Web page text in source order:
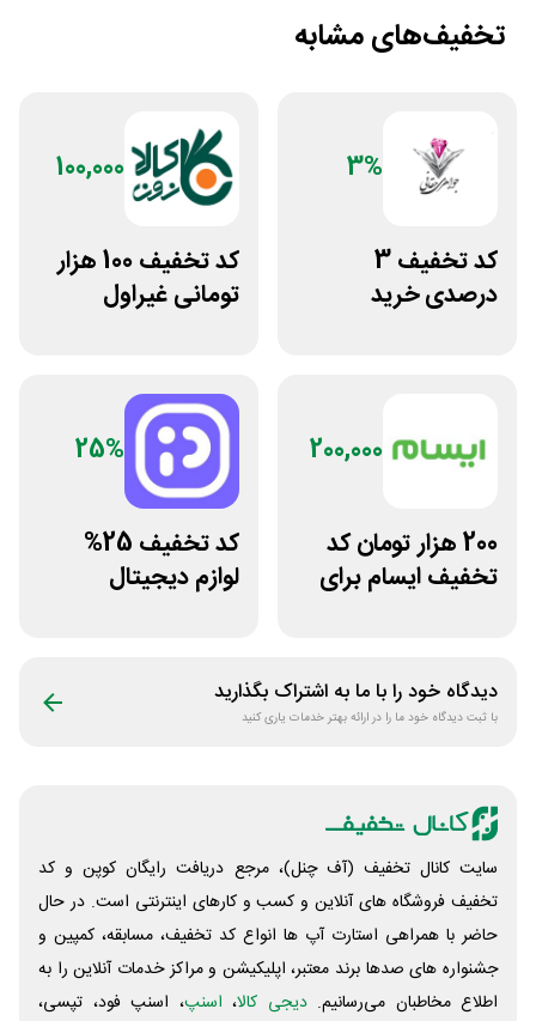
تخفیف‌های مشابه
3%
کد تخفیف 3
درصدی خرید
100,000
کد تخفیف 100 هزار
تومانی غیراول
200,000
200 هزار تومان کد
تخفیف ایسام برای
25%
کد تخفیف 25%
لوازم دیجیتال
دیدگاه خود را با ما به اشتراک بگذارید
با ثبت دیدگاه خود ما را در ارائه بهتر خدمات یاری کنید
سایت کانال تخفیف (آف چنل)، مرجع دریافت رایگان کوپن و کد
تخفیف فروشگاه های آنلاین و کسب و‌ کارهای اینترنتی است. در حال
حاضر با همراهی استارت آپ ها انواع کد تخفیف، مسابقه، کمپین و
جشنواره های صدها برند معتبر، اپلیکیشن و مراکز خدمات آنلاین را به
اطلاع مخاطبان می‌رسانیم. دیجی کالا، اسنپ، اسنپ فود، تپسی،